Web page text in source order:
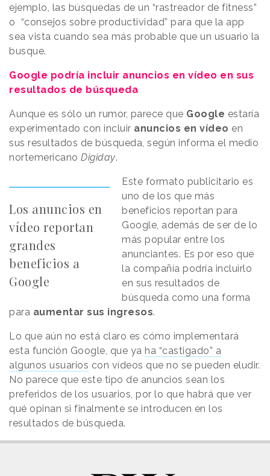
ejemplo, las búsquedas de un “rastreador de fitness”
o “consejos sobre productividad” para que la app
sea vista cuando sea más probable que un usuario la
busque.
Google podría incluir anuncios en vídeo en sus
resultados de búsqueda
Aunque es sólo un rumor, parece que Google estaría
experimentado con incluir anuncios en vídeo en
sus resultados de búsqueda, según informa el medio
nortemericano Digiday.
Los anuncios en
vídeo reportan
grandes
beneficios a
Google
Este formato publicitario es
uno de los que más
beneficios reportan para
Google, además de ser de lo
más popular entre los
anunciantes. Es por eso que
la compañía podría incluirlo
en sus resultados de
búsqueda como una forma
para aumentar sus ingresos.
Lo que aún no está claro es cómo implementará
esta función Google, que ya ha “castigado” a
algunos usuarios con vídeos que no se pueden eludir.
No parece que este tipo de anuncios sean los
preferidos de los usuarios, por lo que habrá que ver
qué opinan si finalmente se introducen en los
resultados de búsqueda.